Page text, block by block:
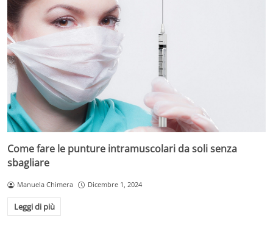
Come fare le punture intramuscolari da soli senza
sbagliare
Manuela Chimera Dicembre 1, 2024
Leggi di più